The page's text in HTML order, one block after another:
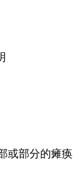
或部分的瘫痪